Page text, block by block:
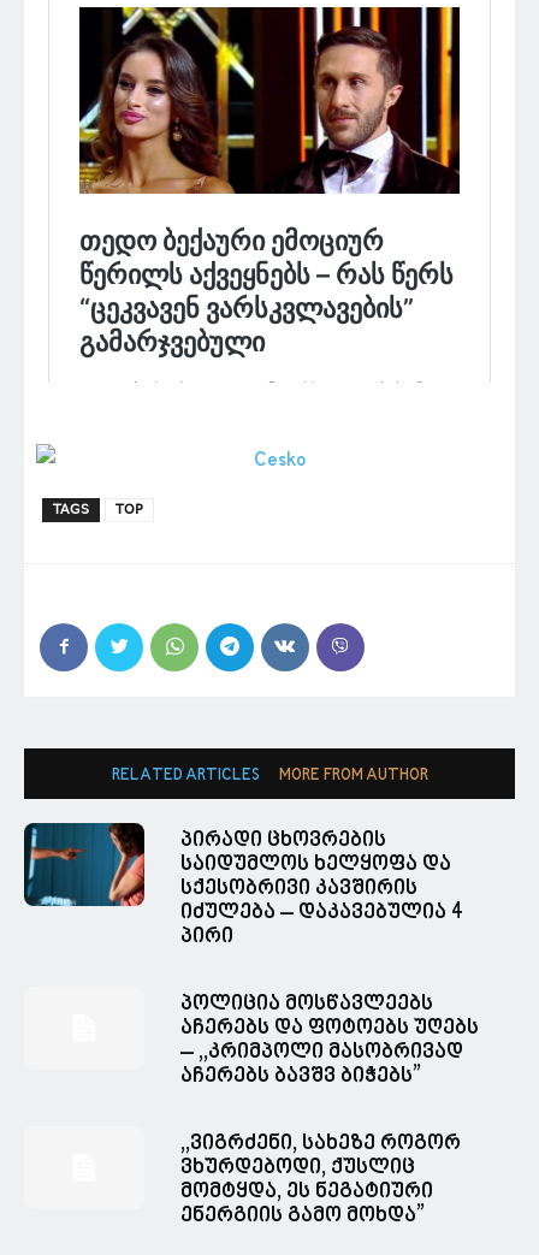
TAGS TOP
RELATED ARTICLES MORE FROM AUTHOR
პირადი ცხოვრების
საიდუმლოს ხელყოფა და
სქესობრივი კავშირის
იძულება – დაკავებულია 4
პირი
პოლიცია მოსწავლეებს
აჩერებს და ფოტოებს უღებს
– ,,კრიმპოლი მასობრივად
აჩერებს ბავშვ ბიჭებს”
,,ვიგრძენი, სახეზე როგორ
ვხურდებოდი, ქუსლიც
მომტყდა, ეს ნეგატიური
ენერგიის გამო მოხდა”